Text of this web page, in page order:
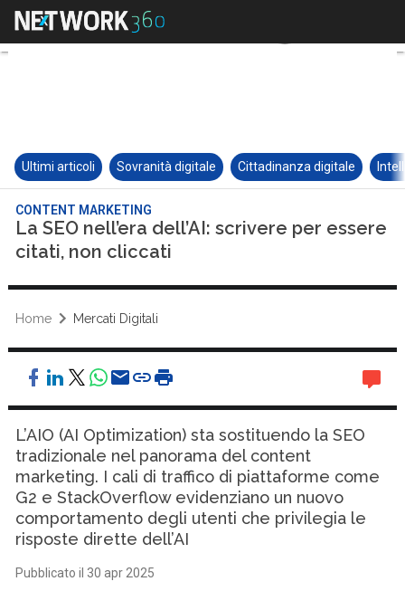
Ultimi articoli Sovranità digitale Cittadinanza digitale
CONTENT MARKETING
La SEO nell’era dell’AI: scrivere per essere
citati, non cliccati
Home Mercati Digitali
L’AIO (AI Optimization) sta sostituendo la SEO
tradizionale nel panorama del content
marketing. I cali di traffico di piattaforme come
G2 e StackOverflow evidenziano un nuovo
comportamento degli utenti che privilegia le
risposte dirette dell’AI
Pubblicato il 30 apr 2025